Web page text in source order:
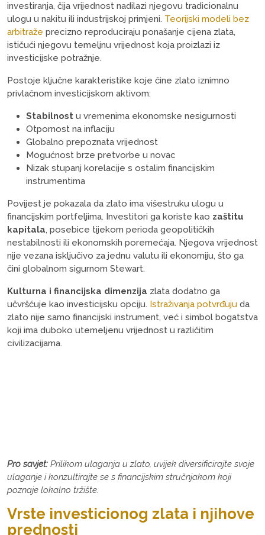
investiranja, čija vrijednost nadilazi njegovu tradicionalnu
ulogu u nakitu ili industrijskoj primjeni. Teorijski modeli bez
arbitraže precizno reproduciraju ponašanje cijena zlata,
ističući njegovu temeljnu vrijednost koja proizlazi iz
investicijske potražnje.
Postoje ključne karakteristike koje čine zlato iznimno
privlačnom investicijskom aktivom:
Stabilnost u vremenima ekonomske nesigurnosti
Otpornost na inflaciju
Globalno prepoznata vrijednost
Mogućnost brze pretvorbe u novac
Nizak stupanj korelacije s ostalim financijskim
instrumentima
Povijest je pokazala da zlato ima višestruku ulogu u
financijskim portfeljima. Investitori ga koriste kao zaštitu
kapitala, posebice tijekom perioda geopolitičkih
nestabilnosti ili ekonomskih poremećaja. Njegova vrijednost
nije vezana isključivo za jednu valutu ili ekonomiju, što ga
čini globalnom sigurnom Stewart.
Kulturna i financijska dimenzija zlata dodatno ga
učvršćuje kao investicijsku opciju. Istraživanja potvrđuju da
zlato nije samo financijski instrument, već i simbol bogatstva
koji ima duboko utemeljenu vrijednost u različitim
civilizacijama.
Pro savjet: Prilikom ulaganja u zlato, uvijek diversificirajte svoje
ulaganje i konzultirajte se s financijskim stručnjakom koji
poznaje lokalno tržište.
Vrste investicionog zlata i njihove
prednosti